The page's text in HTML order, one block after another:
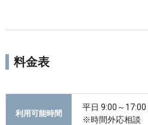
料金表
利用可能時間
平日 9:00～17:00
※時間外応相談